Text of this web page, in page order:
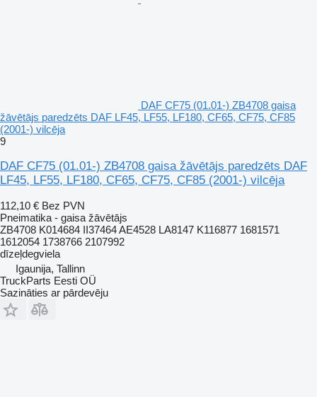
DAF CF75 (01.01-) ZB4708 gaisa
žāvētājs paredzēts DAF LF45, LF55, LF180, CF65, CF75, CF85
(2001-) vilcēja
9
DAF CF75 (01.01-) ZB4708 gaisa žāvētājs paredzēts DAF
LF45, LF55, LF180, CF65, CF75, CF85 (2001-) vilcēja
112,10 € Bez PVN
Pneimatika - gaisa žāvētājs
ZB4708 K014684 II37464 AE4528 LA8147 K116877 1681571
1612054 1738766 2107992
dīzeļdegviela
Igaunija, Tallinn
TruckParts Eesti OÜ
Sazināties ar pārdevēju